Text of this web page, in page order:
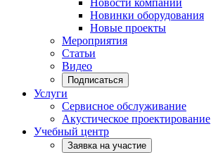
Новости компании
Новинки оборудования
Новые проекты
Мероприятия
Статьи
Видео
Подписаться
Услуги
Сервисное обслуживание
Акустическое проектирование
Учебный центр
Заявка на участие